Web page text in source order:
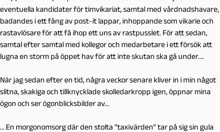
eventuella kandidater för timvikariat, samtal med vårdnadshavare,
badandes i ett fång av post-it lappar, inhoppande som vikarie och
rastavlösare för att få ihop ett uns av rastpusslet. För att sedan,
samtal efter samtal med kollegor och medarbetare i ett försök att
lugna en storm på öppet hav för att inte skutan ska gå under….
När jag sedan efter en tid, några veckor senare kliver in i min något
slitna, skakiga och tillknycklade skolledarkropp igen, öppnar mina
ögon och ser ögonblicksbilder av…
… En morgonomsorg där den stolta ”taxivärden” tar på sig sin gula